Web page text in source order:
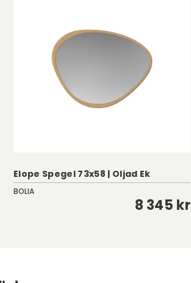
Elope Spegel 73x58 | Oljad Ek
BOLIA
8 345 kr